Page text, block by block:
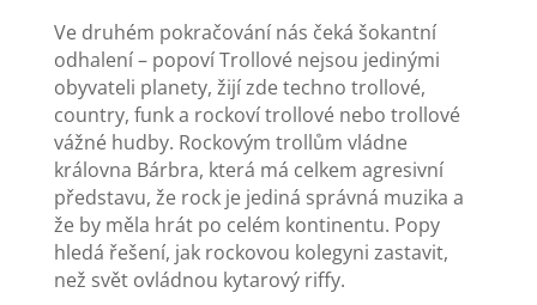
Ve druhém pokračování nás čeká šokantní
odhalení – popoví Trollové nejsou jedinými
obyvateli planety, žijí zde techno trollové,
country, funk a rockoví trollové nebo trollové
vážné hudby. Rockovým trollům vládne
královna Bárbra, která má celkem agresivní
představu, že rock je jediná správná muzika a
že by měla hrát po celém kontinentu. Popy
hledá řešení, jak rockovou kolegyni zastavit,
než svět ovládnou kytarový riffy.